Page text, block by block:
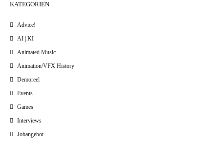
KATEGORIEN
Advice!
AI | KI
Animated Music
Animation/VFX History
Demoreel
Events
Games
Interviews
Jobangebot